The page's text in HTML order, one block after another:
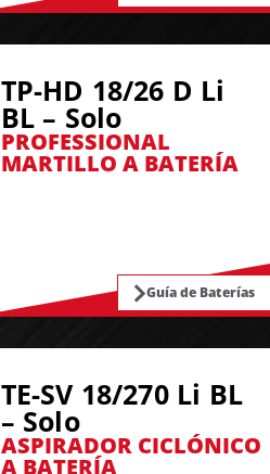
TP-HD 18/26 D Li
BL – Solo
PROFESSIONAL
MARTILLO A BATERÍA
Guía de Baterías
TE-SV 18/270 Li BL
– Solo
ASPIRADOR CICLÓNICO
A BATERÍA